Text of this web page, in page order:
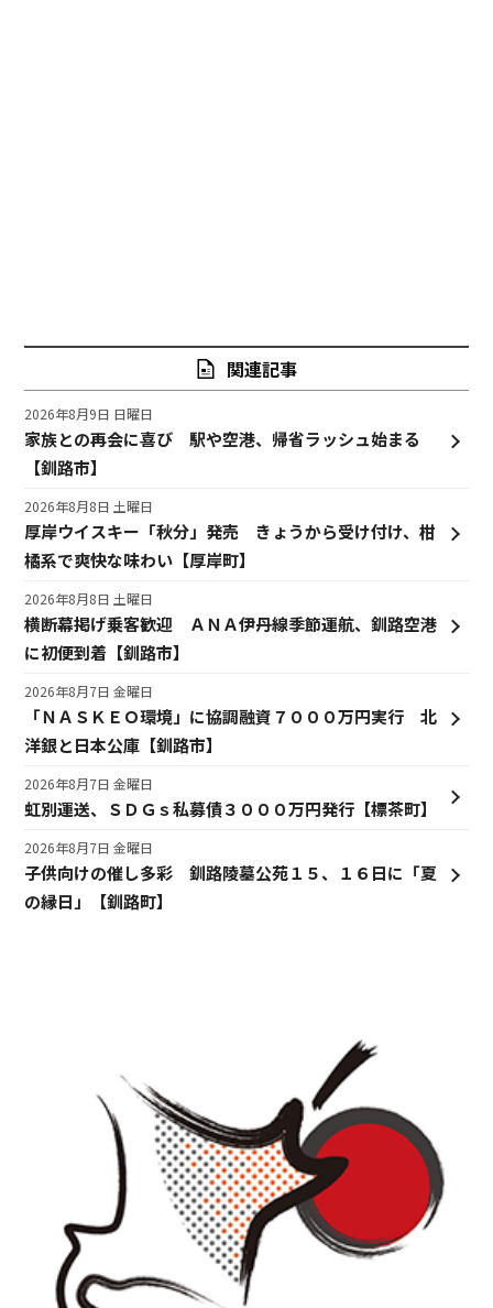
関連記事
家族との再会に喜び 駅や空港、帰省ラッシュ始まる
【釧路市】
2026年8月9日 日曜日
厚岸ウイスキー「秋分」発売 きょうから受け付け、柑
橘系で爽快な味わい【厚岸町】
2026年8月8日 土曜日
横断幕掲げ乗客歓迎 ＡＮＡ伊丹線季節運航、釧路空港
に初便到着【釧路市】
2026年8月8日 土曜日
「ＮＡＳＫＥＯ環境」に協調融資７０００万円実行 北
洋銀と日本公庫【釧路市】
2026年8月7日 金曜日
虹別運送、ＳＤＧｓ私募債３０００万円発行【標茶町】
2026年8月7日 金曜日
子供向けの催し多彩 釧路陵墓公苑１５、１６日に「夏
の縁日」【釧路町】
2026年8月7日 金曜日